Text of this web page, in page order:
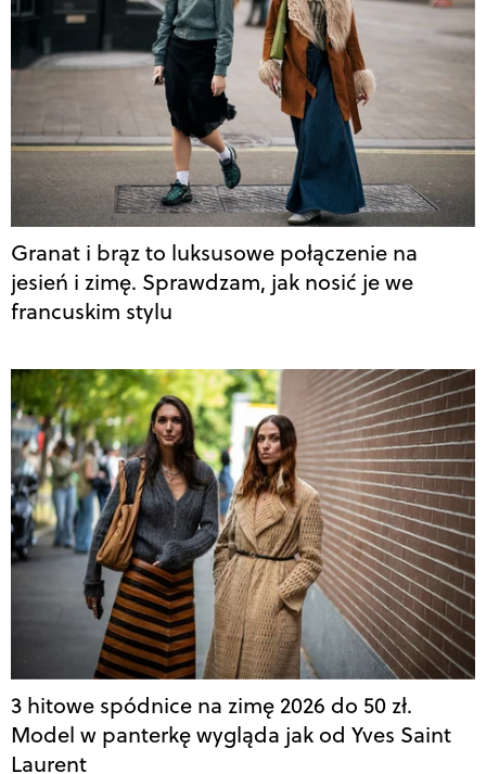
Granat i brąz to luksusowe połączenie na
jesień i zimę. Sprawdzam, jak nosić je we
francuskim stylu
3 hitowe spódnice na zimę 2026 do 50 zł.
Model w panterkę wygląda jak od Yves Saint
Laurent